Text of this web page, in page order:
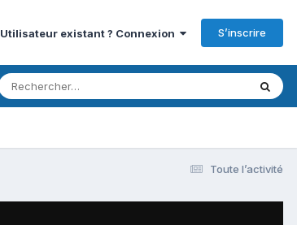
Utilisateur existant ? Connexion S’inscrire
Toute l’activité